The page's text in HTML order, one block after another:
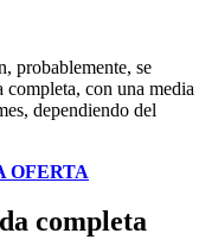
probablemente, se
completa, con una media
dependiendo del
OFERTA
completa